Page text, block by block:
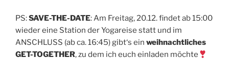
PS:SAVE-THE-DATE: Am Freitag, 20.12. findet ab 15:00
wieder eine Station der Yogareise statt und im
ANSCHLUSS (ab ca. 16:45) gibt‘s ein weihnachtliches
GET-TOGETHER, zu dem ich euch einladen möchte